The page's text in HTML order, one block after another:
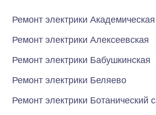
Ремонт электрики Академическая
Ремонт электрики Алексеевская
Ремонт электрики Бабушкинская
Ремонт электрики Беляево
Ремонт электрики Ботанический